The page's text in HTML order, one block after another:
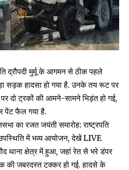
द्रौपदी मुर्मू के आगमन से ठीक पहले
सड़क हादसा हो गया है. उनके तय रूट पर
पर दो ट्रकों की आमने-सामने भिड़ंत हो गई,
पेंट फैल गया है.
का रजत जयंती समारोह: राष्ट्रपति
उपस्थिति में भव्य आयोजन, देखें LIVE
थाना क्षेत्र में हुआ, जहां रेत से भरे डंपर
की जबरदस्त टक्कर हो गई. हादसे के